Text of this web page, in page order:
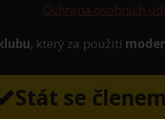
Ochrana osobních
, který za použití
Stát se